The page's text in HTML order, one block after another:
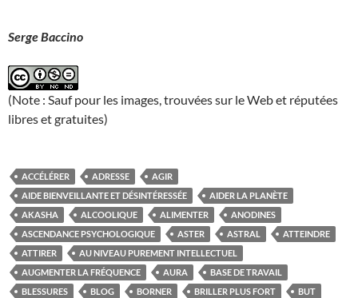
Serge Baccino
(Note : Sauf pour les images, trouvées sur le Web et réputées
libres et gratuites)
ACCÉLÉRER ADRESSE
AGIR
AIDE BIENVEILLANTE ET DÉSINTÉRESSÉE
AIDER LA PLANÈTE
AKASHA
ALCOOLIQUE ALIMENTER
ANODINES
ASCENDANCE PSYCHOLOGIQUE
ASTER ASTRAL
ATTEINDRE
ATTIRER
AU NIVEAU PUREMENT INTELLECTUEL
AUGMENTER LA FRÉQUENCE
AURA
BASE DE TRAVAIL
BLESSURES
BLOG BORNER BRILLER PLUS FORT
BUT